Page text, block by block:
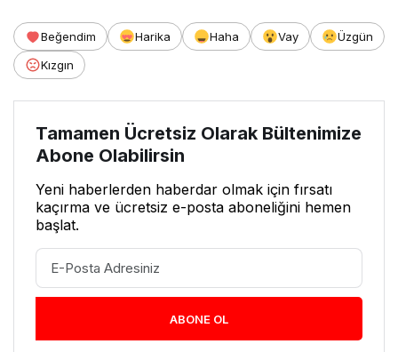
Beğendim Harika Haha Vay
Üzgün
Kızgın
Tamamen Ücretsiz Olarak Bültenimize
Abone Olabilirsin
Yeni haberlerden haberdar olmak için fırsatı
kaçırma ve ücretsiz e-posta aboneliğini hemen
başlat.
ABONE OL